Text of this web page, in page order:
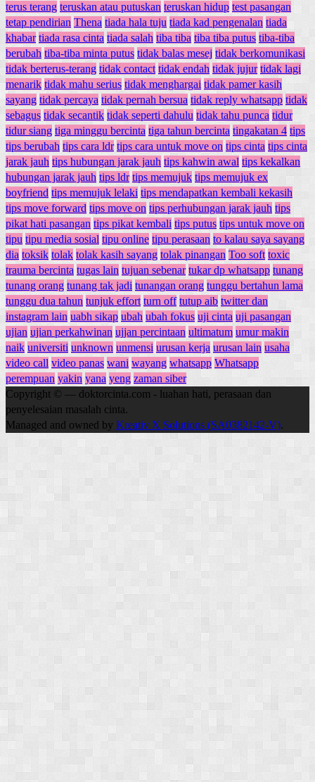
terus terang teruskan atau putuskan teruskan hidup test pasangan
tetap pendirian Thena tiada hala tuju tiada kad pengenalan tiada
khabar tiada rasa cinta tiada salah tiba tiba tiba tiba putus tiba-tiba
berubah tiba-tiba minta putus tidak balas mesej tidak berkomunikasi
tidak berterus-terang tidak contact tidak endah tidak jujur tidak lagi
menarik tidak mahu serius tidak menghargai tidak pamer kasih
sayang tidak percaya tidak pernah bersua tidak reply whatsapp tidak
sebagus tidak secantik tidak seperti dahulu tidak tahu punca tidur
tidur siang tiga minggu bercinta tiga tahun bercinta tingakatan 4 tips
tips berubah tips cara ldr tips cara untuk move on tips cinta tips cinta
jarak jauh tips hubungan jarak jauh tips kahwin awal tips kekalkan
hubungan jarak jauh tips ldr tips memujuk tips memujuk ex
boyfriend tips memujuk lelaki tips mendapatkan kembali kekasih
tips move forward tips move on tips perhubungan jarak jauh tips
pikat hati pasangan tips pikat kembali tips putus tips untuk move on
tipu tipu media sosial tipu online tipu perasaan to kalau saya sayang
dia toksik tolak tolak kasih sayang tolak pinangan Too soft toxic
trauma bercinta tugas lain tujuan sebenar tukar dp whatsapp tunang
tunang orang tunang tak jadi tunangan orang tunggu bertahun lama
tunggu dua tahun tunjuk effort turn off tutup aib twitter dan
instagram lain uabh sikap ubah ubah fokus uji cinta uji pasangan
ujian ujian perkahwinan ujjan percintaan ultimatum umur makin
naik universiti unknown unmensi urusan kerja urusan lain usaha
video call video panas wani wayang whatsapp Whatsapp
perempuan yakin yana yeng zaman siber
Copyright © — doktorcinta.com - luahan hati, perasaan dan
penyelesaian masalah cinta.
Managed and owned by Kreativ X Solutions (SA0382142-V).